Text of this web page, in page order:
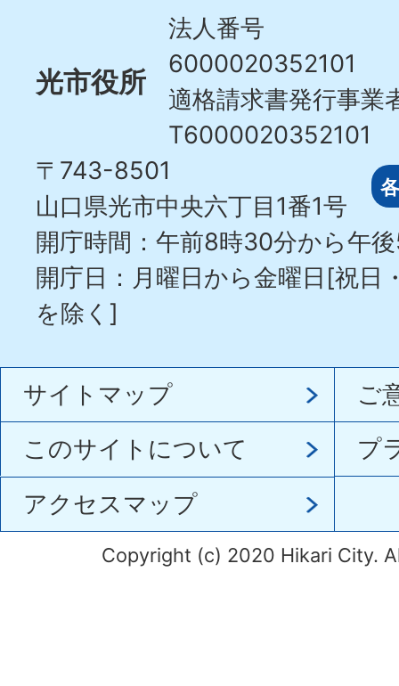
光市役所
法人番号
6000020352101
適格請求書発行事業
T6000020352101
〒743-8501
山口県光市中央六丁目1番1号
開庁時間：午前8時30分から午
開庁日：月曜日から金曜日[祝日
を除く]
サイトマップ
ご
このサイトについて
プ
アクセスマップ
Copyright (c) 2020 Hikari City.